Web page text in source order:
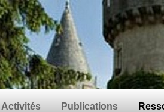
Activités Publications